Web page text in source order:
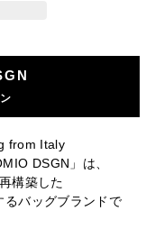
from Italy
DSGN」は、
構築した
るバッグブランドで